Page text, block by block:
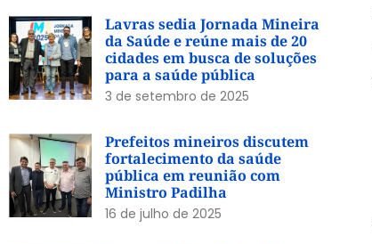
Lavras sedia Jornada Mineira
da Saúde e reúne mais de 20
cidades em busca de soluções
para a saúde pública
3 de setembro de 2025
Prefeitos mineiros discutem
fortalecimento da saúde
pública em reunião com
Ministro Padilha
16 de julho de 2025